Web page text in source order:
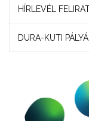
HÍRLEVÉL
DURA-KUTI